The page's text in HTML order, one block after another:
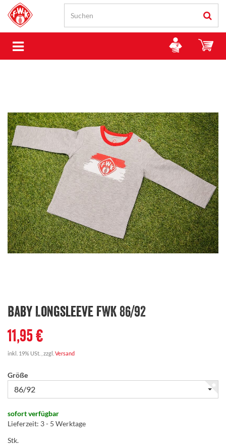
Baby Longsleeve FWK 86/92
11,95 €
inkl. 19% USt. , zzgl. Versand
Größe
86/92
sofort verfügbar
Lieferzeit: 3 - 5 Werktage
Stk.